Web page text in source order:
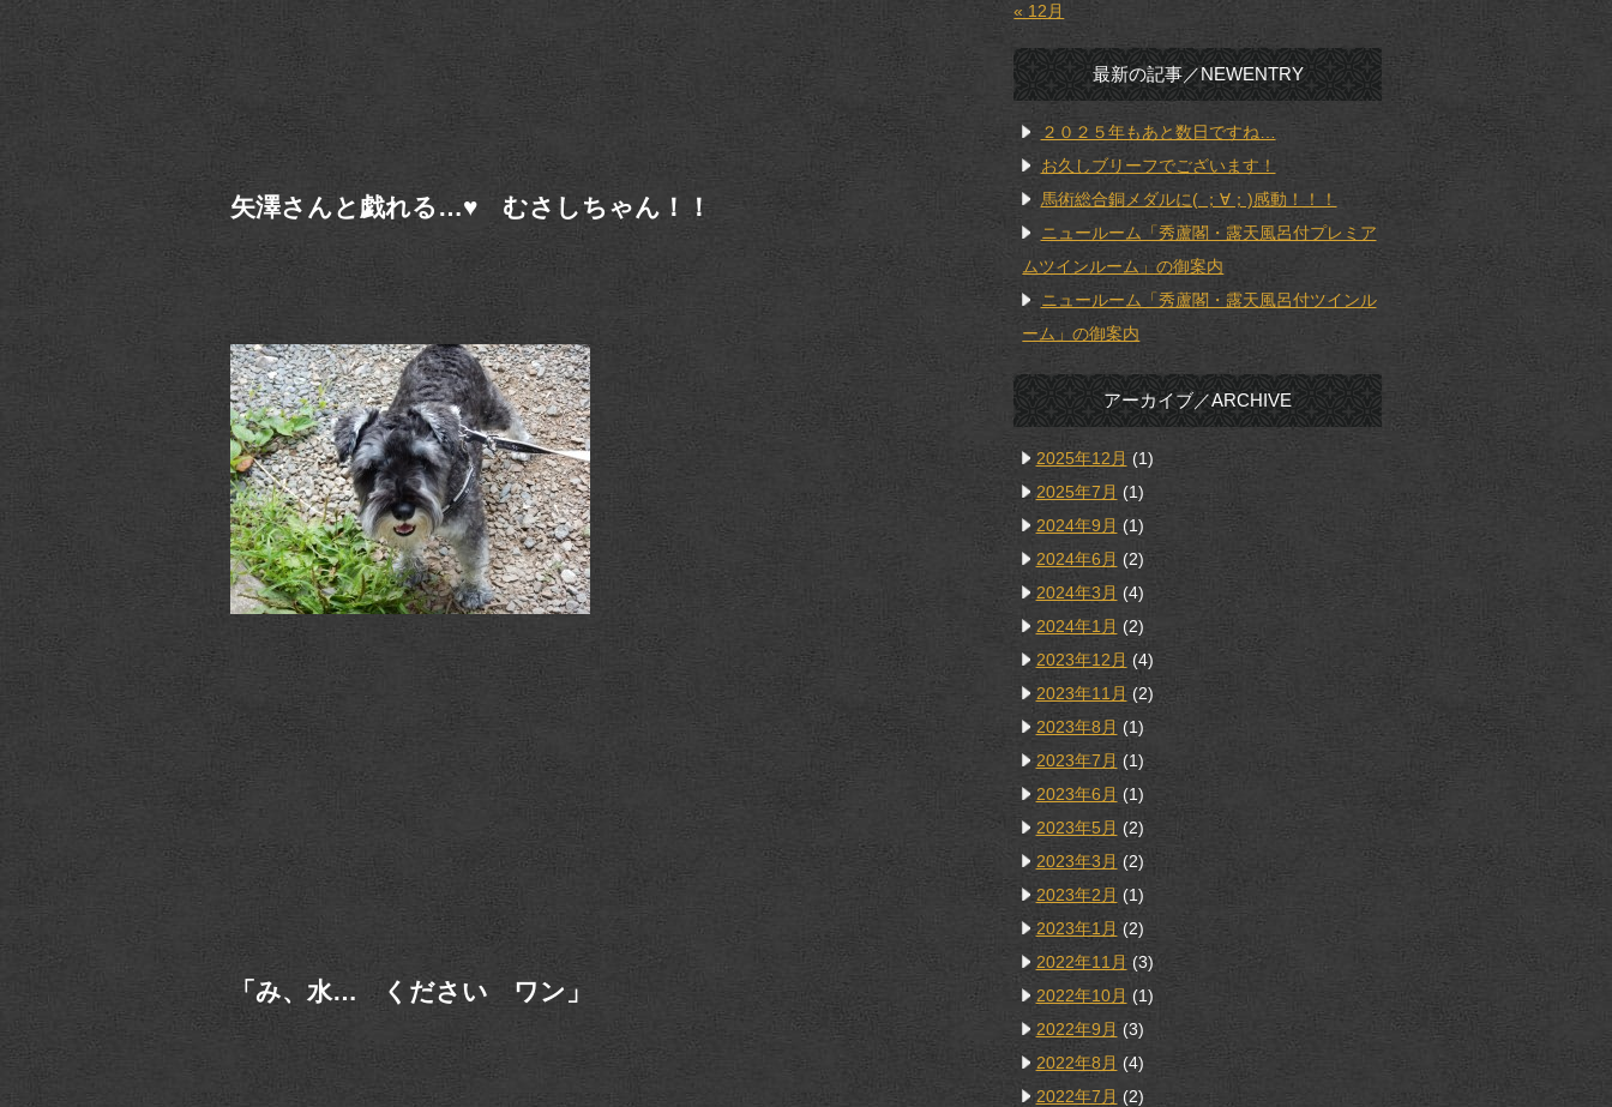
矢澤さんと戯れる…♥ むさしちゃん！！
「み、水… ください ワン」
« 12月
最新の記事／NEWENTRY
２０２５年もあと数日ですね…
お久しブリーフでございます！
馬術総合銅メダルに( ；∀；)感動！！！
ニュールーム「秀蘆閣・露天風呂付プレミア
ムツインルーム」の御案内
ニュールーム「秀蘆閣・露天風呂付ツインル
ーム」の御案内
アーカイブ／ARCHIVE
2025年12月 (1)
2025年7月 (1)
2024年9月 (1)
2024年6月 (2)
2024年3月 (4)
2024年1月 (2)
2023年12月 (4)
2023年11月 (2)
2023年8月 (1)
2023年7月 (1)
2023年6月 (1)
2023年5月 (2)
2023年3月 (2)
2023年2月 (1)
2023年1月 (2)
2022年11月(3)
2022年10月 (1)
2022年9月(3)
2022年8月 (4)
2022年7月 (2)